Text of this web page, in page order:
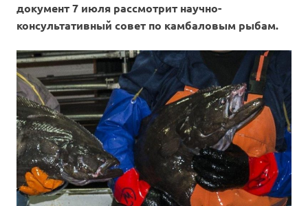
документ 7 июля рассмотрит научно-
консультативный совет по камбаловым рыбам.